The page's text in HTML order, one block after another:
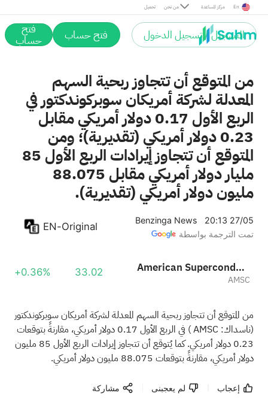
تحميل من نحن مركز المساعدة En
التسجيل / تسجيل الدخول فتح حساب فتح
حساب
من المتوقع أن تتجاوز ربحية السهم
المعدلة لشركة أمريكان سوبركوندكتور في
الربع الأول 0.17 دولار أمريكي مقابل
0.23 دولار أمريكي (تقديرية)؛ ومن
المتوقع أن تتجاوز إيرادات الربع الأول 85
مليار دولار أمريكي مقابل 88.075
مليون دولار أمريكي (تقديرية).
Benzinga News
20:13 27/05
تمت الترجمة بواسطة
EN-Original
American Superconductor Corporation
AMSC
33.02
+0.36%
من المتوقع أن تتجاوز ربحية السهم المعدلة لشركة أمريكان سوبركوندكتور
(ناسداك: AMSC
) في الربع الأول 0.17 دولار أمريكي، مقارنةً بتوقعات
0.23 دولار أمريكي. كما يُتوقع أن تتجاوز إيرادات الربع الأول 85 مليون
دولار أمريكي، مقارنةً بتوقعات 88.075 مليون دولار أمريكي.
إعجاب لم يعجبنى مشاركة